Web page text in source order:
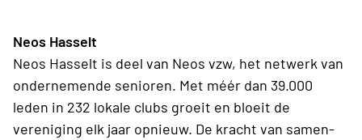
Neos Hasselt
Neos Hasselt is deel van Neos vzw, het netwerk van
ondernemende senioren. Met méér dan 39.000
leden in 232 lokale clubs groeit en bloeit de
vereniging elk jaar opnieuw. De kracht van samen-